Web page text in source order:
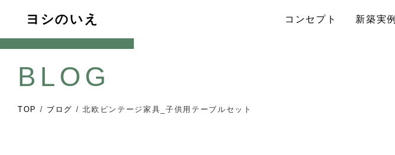
ヨシのいえ コンセプト 新築実例
BLOG
TOP / ブログ / 北欧ビンテージ家具_子供用テーブルセット